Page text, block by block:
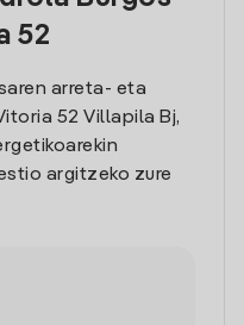
52
arreta- eta
52 Villapila Bj,
argitzeko zure